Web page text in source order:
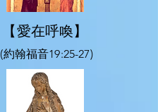
【愛在呼喚】
(約翰福音19:25-27)